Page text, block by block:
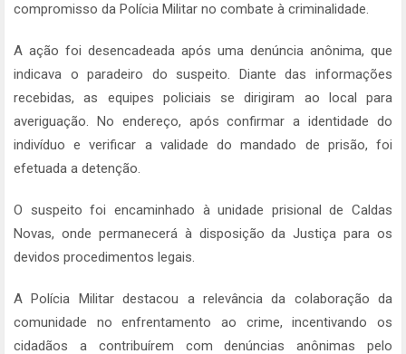
compromisso da Polícia Militar no combate à criminalidade.
A ação foi desencadeada após uma denúncia anônima, que
indicava o paradeiro do suspeito. Diante das informações
recebidas, as equipes policiais se dirigiram ao local para
averiguação. No endereço, após confirmar a identidade do
indivíduo e verificar a validade do mandado de prisão, foi
efetuada a detenção.
O suspeito foi encaminhado à unidade prisional de Caldas
Novas, onde permanecerá à disposição da Justiça para os
devidos procedimentos legais.
A Polícia Militar destacou a relevância da colaboração da
comunidade no enfrentamento ao crime, incentivando os
cidadãos a contribuírem com denúncias anônimas pelo